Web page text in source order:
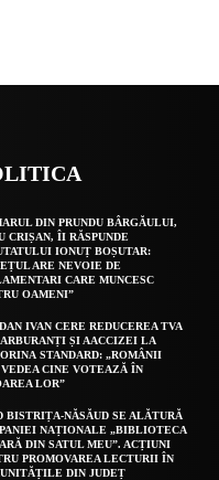
DIN PRUNDU BÂRGĂULUI,
CRIȘAN, ÎI RĂSPUNDE
IONUȚ BOȘUTAR:
ARE NEVOIE DE
CARE MUNCESC
OAMENI”
IVAN CERE REDUCEREA TVA
ȘI AACCIZEI LA
STANDARD: „ROMÂNII
CINE VOTEAZĂ ÎN
LOR”
BISTRIȚA-NĂSĂUD SE ALĂTURĂ
NAȚIONALE „BIBLIOTECA
DIN SATUL MEU”. ACȚIUNI
PROMOVAREA LECTURII ÎN
DIN JUDEȚ